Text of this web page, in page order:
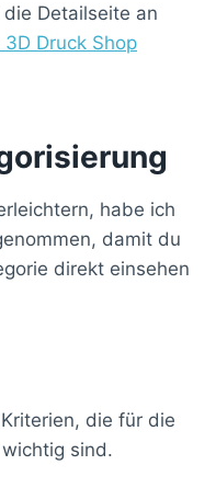
Detailseite an
Druck Shop
habe ich
damit du
direkt einsehen
die für die
sind.